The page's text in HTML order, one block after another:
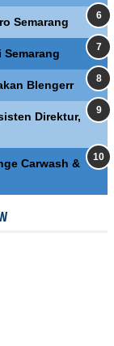
Semarang
Blengerr
Direktur,
Carwash &